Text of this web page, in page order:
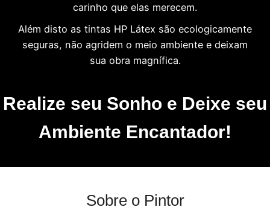
carinho que elas merecem.
Além disto as tintas HP Látex são ecologicamente
seguras, não agridem o meio ambiente e deixam
sua obra magnífica.
Realize seu Sonho e Deixe seu
Ambiente Encantador!
Sobre o Pintor